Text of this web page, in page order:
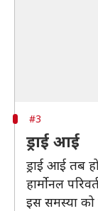
#3
ड्राई आई
ड्राई आई तब
हार्मोनल
इस समस्या